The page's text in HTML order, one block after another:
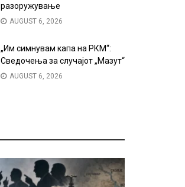
разоружување
AUGUST 6, 2026
„Им симнувам капа на РКМ“:
Сведочења за случајот „Мазут“
AUGUST 6, 2026